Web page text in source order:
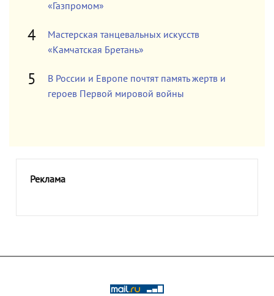
«Газпромом»
Мастерская танцевальных искусств
«Камчатская Бретань»
В России и Европе почтят память жертв и
героев Первой мировой войны
Реклама